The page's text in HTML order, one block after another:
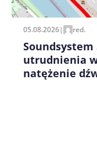
05.08.2026| red.
Soundsystem
utrudnienia
natężenie